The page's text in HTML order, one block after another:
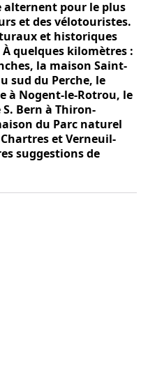
alternent pour le plus
et des vélotouristes.
et historiques
quelques kilomètres :
la maison Saint-
sud du Perche, le
à Nogent-le-Rotrou, le
Bern à Thiron-
du Parc naturel
et Verneuil-
suggestions de